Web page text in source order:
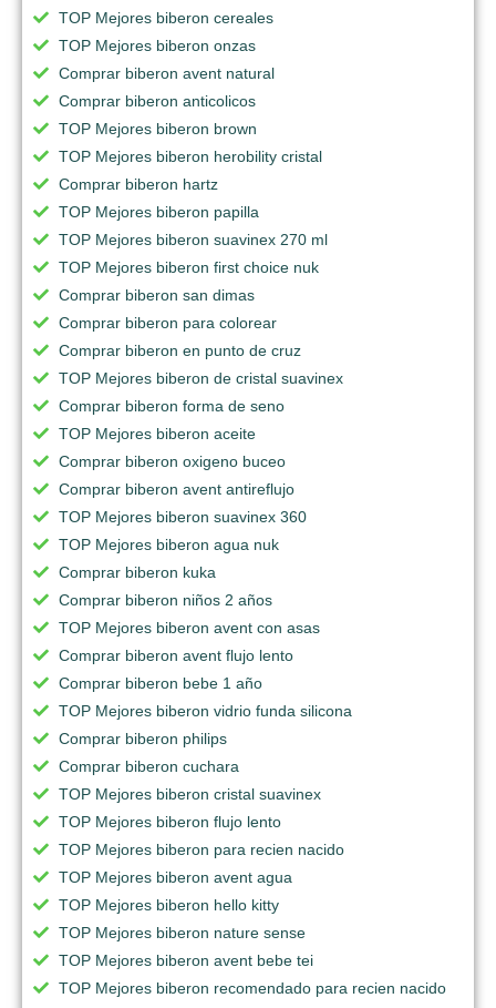
TOP Mejores biberon cereales
TOP Mejores biberon onzas
Comprar biberon avent natural
Comprar biberon anticolicos
TOP Mejores biberon brown
TOP Mejores biberon herobility cristal
Comprar biberon hartz
TOP Mejores biberon papilla
TOP Mejores biberon suavinex 270 ml
TOP Mejores biberon first choice nuk
Comprar biberon san dimas
Comprar biberon para colorear
Comprar biberon en punto de cruz
TOP Mejores biberon de cristal suavinex
Comprar biberon forma de seno
TOP Mejores biberon aceite
Comprar biberon oxigeno buceo
Comprar biberon avent antireflujo
TOP Mejores biberon suavinex 360
TOP Mejores biberon agua nuk
Comprar biberon kuka
Comprar biberon niños 2 años
TOP Mejores biberon avent con asas
Comprar biberon avent flujo lento
Comprar biberon bebe 1 año
TOP Mejores biberon vidrio funda silicona
Comprar biberon philips
Comprar biberon cuchara
TOP Mejores biberon cristal suavinex
TOP Mejores biberon flujo lento
TOP Mejores biberon para recien nacido
TOP Mejores biberon avent agua
TOP Mejores biberon hello kitty
TOP Mejores biberon nature sense
TOP Mejores biberon avent bebe tei
TOP Mejores biberon recomendado para recien nacido